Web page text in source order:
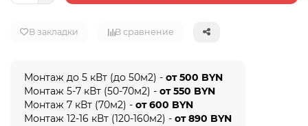
В закладки В сравнение
Монтаж до 5 кВт (до 50м2) - от 500 BYN
Монтаж 5-7 кВт (50-70м2) - от 550 BYN
Монтаж 7 кВт (70м2) - от 600 BYN
Монтаж 12-16 кВт (120-160м2) - от 890 BYN